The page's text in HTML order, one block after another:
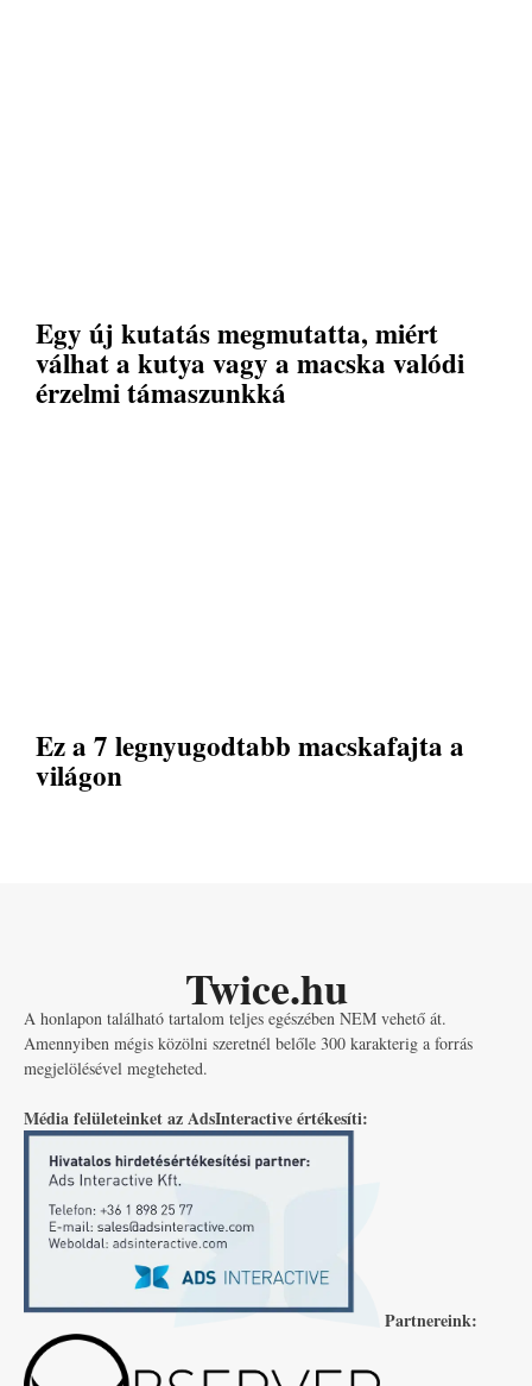
Egy új kutatás megmutatta, miért
válhat a kutya vagy a macska valódi
érzelmi támaszunkká
Ez a 7 legnyugodtabb macskafajta a
világon
Twice.hu
A honlapon található tartalom teljes egészében NEM vehető át.
Amennyiben mégis közölni szeretnél belőle 300 karakterig a forrás
megjelölésével megteheted.
Média felületeinket az AdsInteractive értékesíti:
Partnereink: